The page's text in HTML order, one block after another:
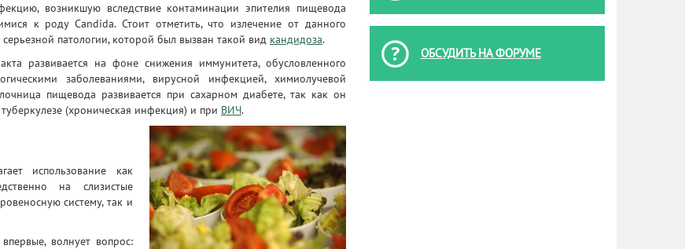
возникшую вследствие контаминации эпителия пищевода
к роду Candida. Стоит отметить, что излечение от данного
патологии, которой был вызван такой вид кандидоза.
развивается на фоне снижения иммунитета, обусловленного
заболеваниями, вирусной инфекцией, химиолучевой
пищевода развивается при сахарном диабете, так как он
(хроническая инфекция) и при ВИЧ.
использование как
на слизистые
систему, так и
волнует вопрос:
ОБСУДИТЬ НА ФОРУМЕ